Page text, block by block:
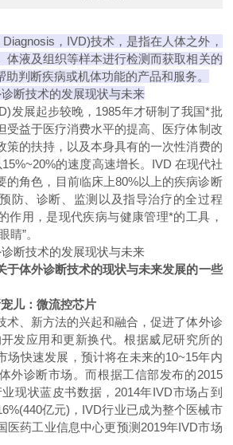
，IVD)技术，是指在人体之外，
体液及组织等样本进行检测而获取相关的
判断疾病或机体功能的产品和服务。
展起步较晚，1985年才研制了我国*批
受益于医疗消费水平的提高、医疗体制改
策的扶持，以及本身具有的一次性消费的
的速度高速增长。IVD 在现代社
的角色，目前临床上80%以上的疾病诊断
防、诊断、监测以及指导治疗的全过程
作用，是现代疾病与健康管理*的工具，
睛”。
体外诊断技术的现状与未来发展的一些
儿：微流控芯片
、新方法的兴起和融合，促进了体外诊
发应用和更新换代。根据威尼研究所的
场快速发展，预计将在未来的10~15年内
外诊断市场。而根据工信部发布的2015
现状蓝皮书数据，2014年IVD市场占到
亿元)，IVD行业已成为整个医械市
医药工业信息中心更预测2019年IVD市场